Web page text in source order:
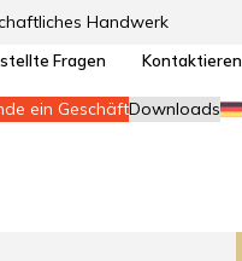
Handwerk
Fragen Kontaktieren
ein GeschäftDownloads